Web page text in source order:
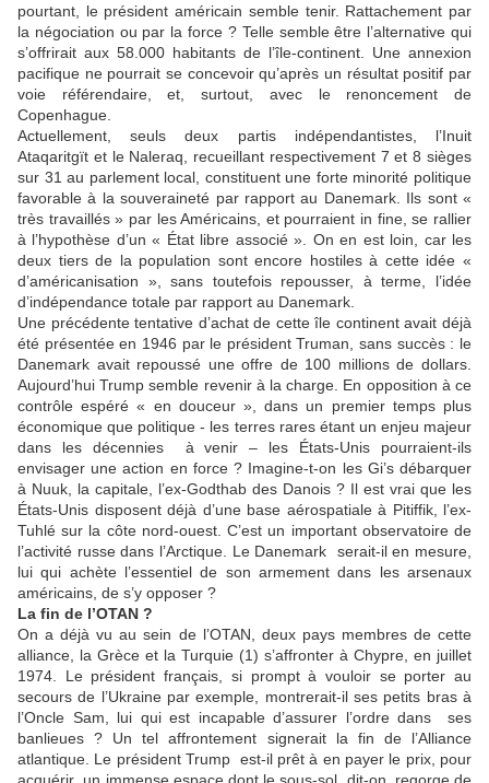
pourtant, le président américain semble tenir. Rattachement par
la négociation ou par la force ? Telle semble être l’alternative qui
s’offrirait aux 58.000 habitants de l’île-continent. Une annexion
pacifique ne pourrait se concevoir qu’après un résultat positif par
voie référendaire, et, surtout, avec le renoncement de
Copenhague.
Actuellement, seuls deux partis indépendantistes, l’Inuit
Ataqaritgït et le Naleraq, recueillant respectivement 7 et 8 sièges
sur 31 au parlement local, constituent une forte minorité politique
favorable à la souveraineté par rapport au Danemark. Ils sont «
très travaillés » par les Américains, et pourraient in fine, se rallier
à l’hypothèse d’un « État libre associé ». On en est loin, car les
deux tiers de la population sont encore hostiles à cette idée «
d’américanisation », sans toutefois repousser, à terme, l’idée
d’indépendance totale par rapport au Danemark.
Une précédente tentative d’achat de cette île continent avait déjà
été présentée en 1946 par le président Truman, sans succès : le
Danemark avait repoussé une offre de 100 millions de dollars.
Aujourd’hui Trump semble revenir à la charge. En opposition à ce
contrôle espéré « en douceur », dans un premier temps plus
économique que politique - les terres rares étant un enjeu majeur
dans les décennies à venir – les États-Unis pourraient-ils
envisager une action en force ? Imagine-t-on les Gi’s débarquer
à Nuuk, la capitale, l’ex-Godthab des Danois ? Il est vrai que les
États-Unis disposent déjà d’une base aérospatiale à Pitiffik, l’ex-
Tuhlé sur la côte nord-ouest. C’est un important observatoire de
l’activité russe dans l’Arctique. Le Danemark serait-il en mesure,
lui qui achète l’essentiel de son armement dans les arsenaux
américains, de s’y opposer ?
La fin de l’OTAN ?
On a déjà vu au sein de l’OTAN, deux pays membres de cette
alliance, la Grèce et la Turquie (1) s’affronter à Chypre, en juillet
1974. Le président français, si prompt à vouloir se porter au
secours de l’Ukraine par exemple, montrerait-il ses petits bras à
l’Oncle Sam, lui qui est incapable d’assurer l’ordre dans ses
banlieues ? Un tel affrontement signerait la fin de l’Alliance
atlantique. Le président Trump est-il prêt à en payer le prix, pour